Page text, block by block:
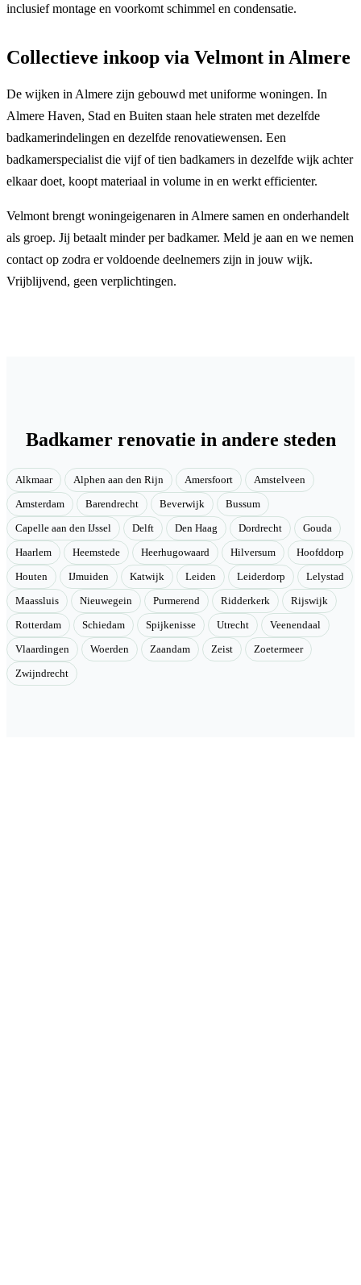
inclusief montage en voorkomt schimmel en condensatie.
Collectieve inkoop via Velmont in Almere
De wijken in Almere zijn gebouwd met uniforme woningen. In
Almere Haven, Stad en Buiten staan hele straten met dezelfde
badkamerindelingen en dezelfde renovatiewensen. Een
badkamerspecialist die vijf of tien badkamers in dezelfde wijk achter
elkaar doet, koopt materiaal in volume in en werkt efficienter.
Velmont brengt woningeigenaren in Almere samen en onderhandelt
als groep. Jij betaalt minder per badkamer. Meld je aan en we nemen
contact op zodra er voldoende deelnemers zijn in jouw wijk.
Vrijblijvend, geen verplichtingen.
Badkamer renovatie in andere steden
Alkmaar Alphen aan den Rijn Amersfoort Amstelveen
Amsterdam Barendrecht Beverwijk Bussum
Capelle aan den IJssel Delft Den Haag Dordrecht Gouda
Haarlem Heemstede Heerhugowaard Hilversum Hoofddorp
Houten IJmuiden Katwijk Leiden Leiderdorp Lelystad
Maassluis Nieuwegein Purmerend Ridderkerk Rijswijk
Rotterdam Schiedam Spijkenisse Utrecht Veenendaal
Vlaardingen Woerden Zaandam Zeist Zoetermeer
Zwijndrecht